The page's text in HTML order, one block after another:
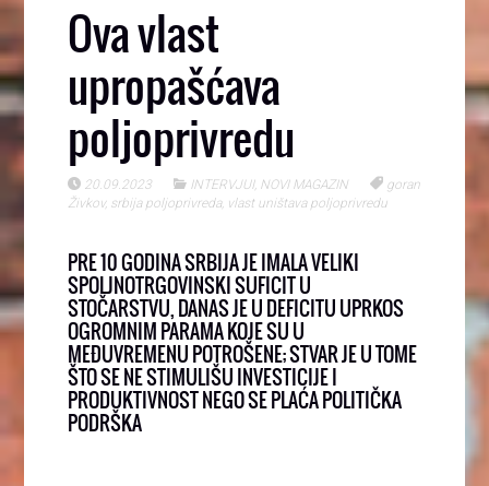
Ova vlast
upropašćava
poljoprivredu
20.09.2023 INTERVJUI, NOVI MAGAZIN
goran
Živkov, srbija poljoprivreda, vlast uništava poljoprivredu
PRE 10 GODINA SRBIJA JE IMALA VELIKI
SPOLJNOTRGOVINSKI SUFICIT U
STOČARSTVU, DANAS JE U DEFICITU UPRKOS
OGROMNIM PARAMA KOJE SU U
MEĐUVREMENU POTROŠENE; STVAR JE U TOME
ŠTO SE NE STIMULIŠU INVESTICIJE I
PRODUKTIVNOST NEGO SE PLAĆA POLITIČKA
PODRŠKA